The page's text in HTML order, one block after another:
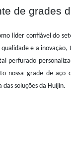
de grades
líder confiável do
e a
perfurado
nossa grade de
soluções da Huijin.